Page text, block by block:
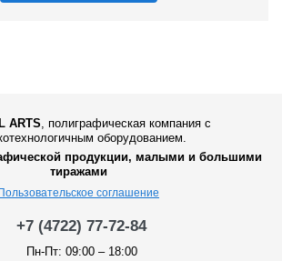
ARTS
полиграфическая компания с
оборудованием.
продукции, малыми и большими
тиражами
соглашение
+7 (4722) 77-72-84
Пн-Пт: 09:00 – 18:00